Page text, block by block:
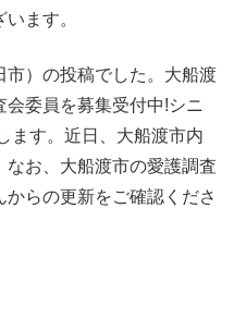
ます。
）の投稿でした。大船渡
委員を募集受付中!シニ
ます。近日、大船渡市内
お、大船渡市の愛護調査
らの更新をご確認くださ